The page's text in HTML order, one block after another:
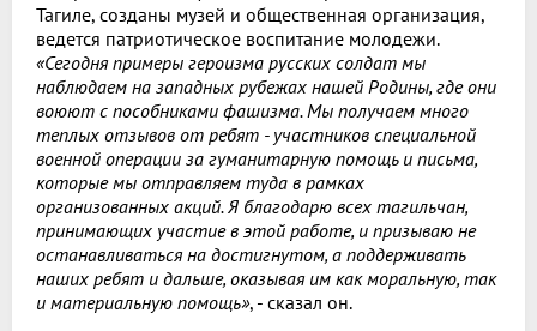
Тагиле, созданы музей и общественная организация,
ведется патриотическое воспитание молодежи.
«Сегодня примеры героизма русских солдат мы
наблюдаем на западных рубежах нашей Родины, где они
воюют с пособниками фашизма. Мы получаем много
теплых отзывов от ребят - участников специальной
военной операции за гуманитарную помощь и письма,
которые мы отправляем туда в рамках
организованных акций. Я благодарю всех тагильчан,
принимающих участие в этой работе, и призываю не
останавливаться на достигнутом, а поддерживать
наших ребят и дальше, оказывая им как моральную, так
и материальную помощь», - сказал он.